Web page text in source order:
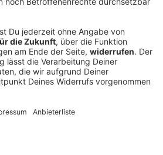
– alle 1.600 Schweine
Aichach-Friedberg: Ein Stall